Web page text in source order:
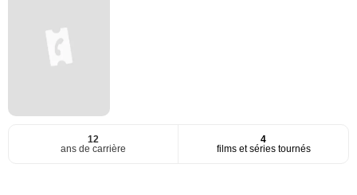
12
ans de carrière
4
films et séries tournés